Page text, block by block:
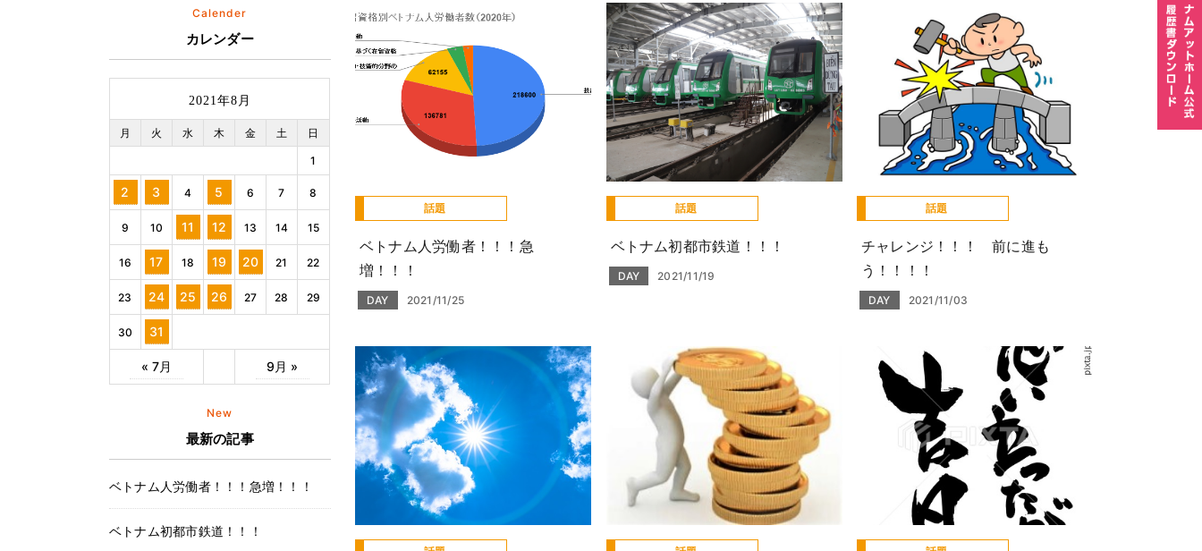
Calender
カレンダー
2021年8月
月 火 水 木 金 土 日
« 7月 9月 »
1
2 3 4 5 6 7 8
9 10 11 12 13 14 15
16 17 18 19 20 21 22
23 24 25 26 27 28 29
30 31
New
最新の記事
ベトナム人労働者！！！急増！！！
ベトナム初都市鉄道！！！
話題
ベトナム人労働者！！！急
増！！！
DAY 2021/11/25
話題
ベトナム初都市鉄道！！！
DAY 2021/11/19
話題
チャレンジ！！！ 前に進も
う！！！！
DAY 2021/11/03